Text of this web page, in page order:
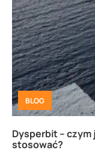
BLOG
Dysperbit –
stosować?